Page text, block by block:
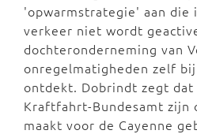
'opwarmstrategie' aan die
verkeer niet wordt
dochteronderneming van
onregelmatigheden zelf
ontdekt. Dobrindt zegt
Kraftfahrt-Bundesamt zijn
maakt voor de Cayenne